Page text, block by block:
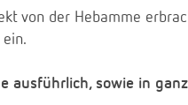
von der Hebamme
ausführlich, sowie in